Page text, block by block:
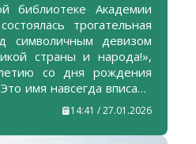
библиотеке Академии
трогательная
символичным девизом
страны и народа!»,
со дня рождения
имя навсегда вписано
науки и культуры.
ученый-
академик, доктор
14:41 / 27.01.2026